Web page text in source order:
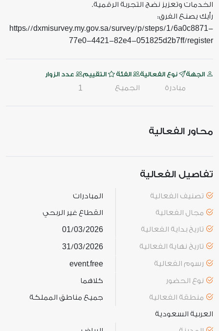
الخدمات وتعزيز نضج التجربة الرقمية.
رأيك يصنع الفرق:
https://dxmisurvey.my.gov.sa/survey/p/steps/1/6a0c8871-
77e0-4421-82e4-051825d2b7ff/register
الجهة نوع الفعالية
مبادرة
الفئة
الجميع
التقييم عدد الزوار
1
محاور الفعالية
تفاصيل الفعالية
تصنيف الفعالية
المبادرات
مجال الفعالية
القطاع غير الربحي
تاريخ بداية الفعالية
01/03/2026
تاريخ نهاية الفعالية 31/03/2026
رسوم الفعالية event.free
نوع الحضور
كلاهما
منطقة الفعالية
جميع مناطق المملكة
العربية السعودية